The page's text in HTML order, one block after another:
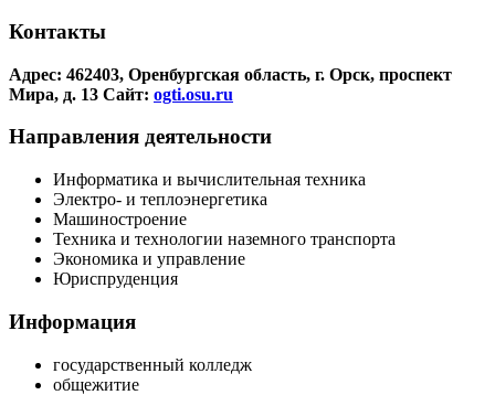
Контакты
Адрес: 462403, Оренбургская область, г. Орск, проспект
Мира, д. 13 Сайт: ogti.osu.ru
Направления деятельности
Информатика и вычислительная техника
Электро- и теплоэнергетика
Машиностроение
Техника и технологии наземного транспорта
Экономика и управление
Юриспруденция
Информация
государственный колледж
общежитие